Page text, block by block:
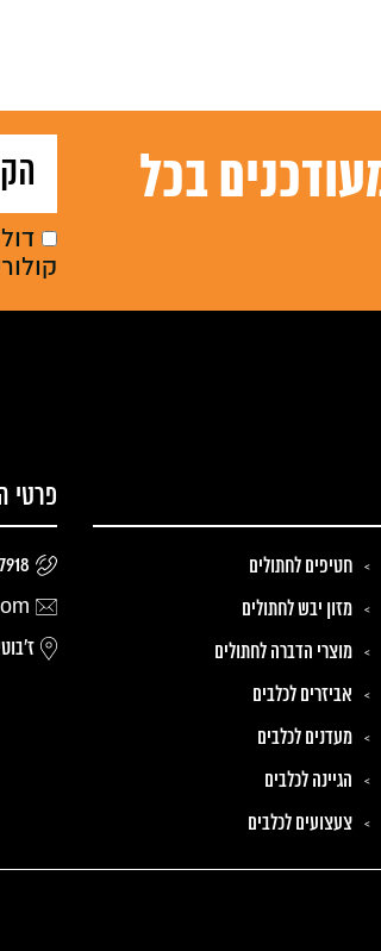
בכל
חטיפים לחתולים
מזון יבש לחתולים
מוצרי הדברה לחתולים
אביזרים לכלבים
מעדנים לכלבים
הגיינה לכלבים
צעצועים לכלבים
פרטי